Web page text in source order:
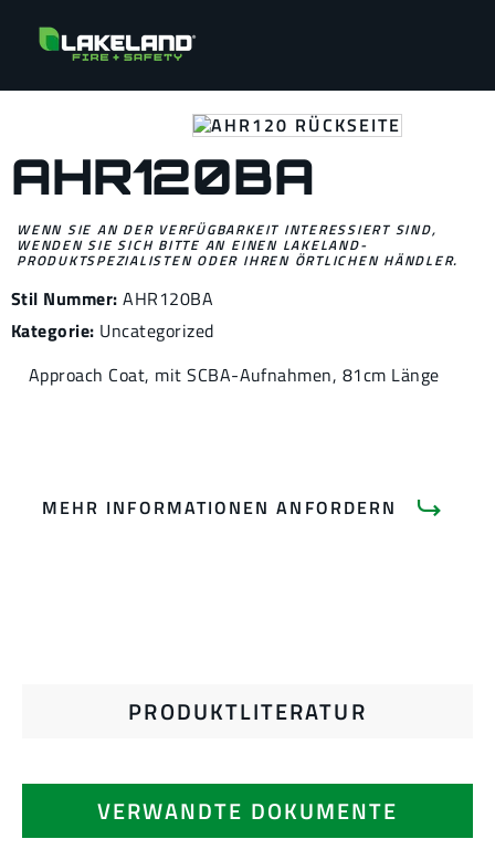
AHR120BA
WENN SIE AN DER VERFÜGBARKEIT INTERESSIERT SIND,
WENDEN SIE SICH BITTE AN EINEN LAKELAND-
PRODUKTSPEZIALISTEN ODER IHREN ÖRTLICHEN HÄNDLER.
Stil Nummer: AHR120BA
Kategorie: Uncategorized
Approach Coat, mit SCBA-Aufnahmen, 81cm Länge
MEHR INFORMATIONEN ANFORDERN
PRODUKTLITERATUR
VERWANDTE DOKUMENTE